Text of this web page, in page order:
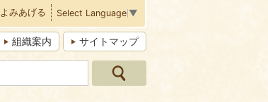
よみあげる Select Language ▼
組織案内 サイトマップ